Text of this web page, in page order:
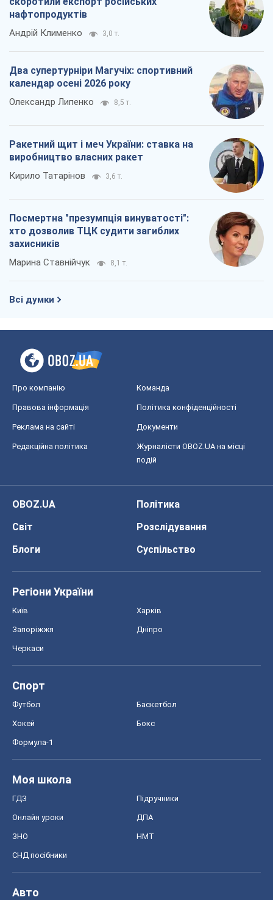
нафтопродуктів
Андрій Клименко 3,0 т.
Два супертурніри Магучіх: спортивний
календар осені 2026 року
Олександр Липенко 8,5 т.
Ракетний щит і меч України: ставка на
виробництво власних ракет
Кирило Татарінов 3,6 т.
Посмертна "презумпція винуватості":
хто дозволив ТЦК судити загиблих
захисників
Марина Ставнійчук 8,1 т.
Всі думки
Про компанію Команда
Правова інформація Політика конфіденційності
Реклама на сайті Документи
Редакційна політика
Журналісти OBOZ.UA на місці
подій
OBOZ.UA
Політика
Світ
Розслідування
Блоги
Суспільство
Регіони України
Київ Харків
Запоріжжя Дніпро
Черкаси
Спорт
Футбол Баскетбол
Хокей Бокс
Формула-1
Моя школа
ГДЗ Підручники
Онлайн уроки ДПА
ЗНО НМТ
СНД посібники
Авто